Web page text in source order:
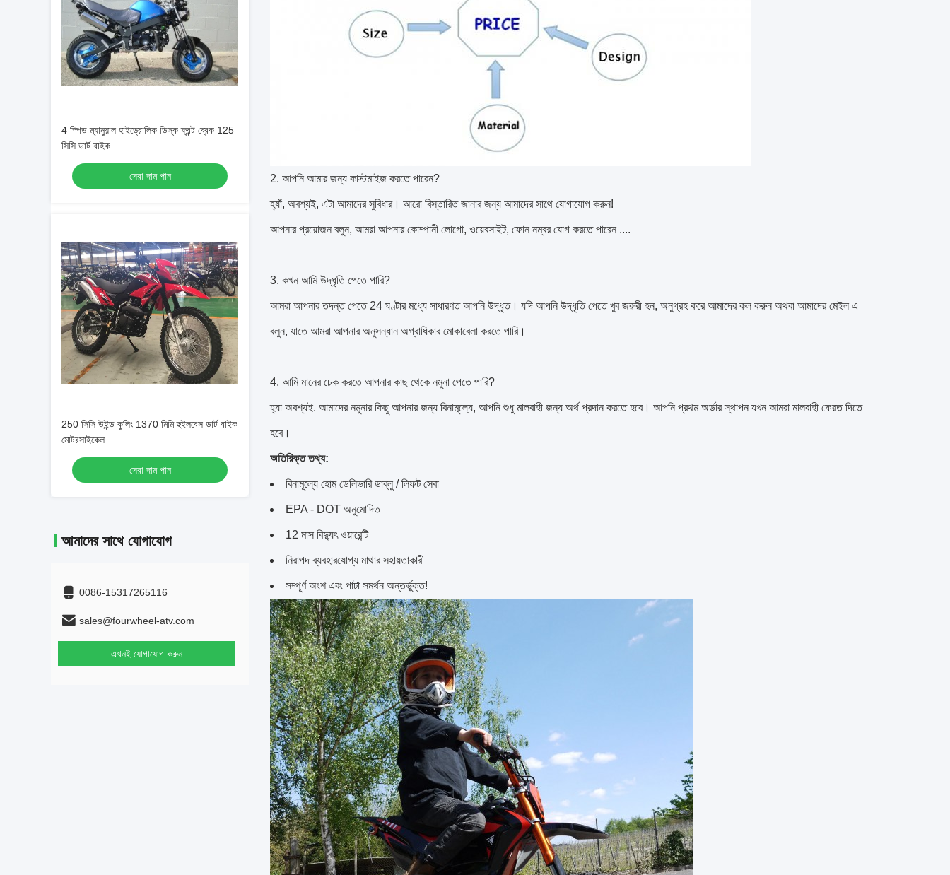
4 স্পিড ম্যানুয়াল হাইড্রোলিক ডিস্ক ফ্রন্ট ব্রেক 125
সিসি ডার্ট বাইক
সেরা দাম পান
250 সিসি উইন্ড কুলিং 1370 মিমি হুইলবেস ডার্ট বাইক
মোটরসাইকেল
সেরা দাম পান
আমাদের সাথে যোগাযোগ
0086-15317265116
sales@fourwheel-atv.com
এখনই যোগাযোগ করুন
2. আপনি আমার জন্য কাস্টমাইজ করতে পারেন?
হ্যাঁ, অবশ্যই, এটা আমাদের সুবিধার। আরো বিস্তারিত জানার জন্য আমাদের সাথে যোগাযোগ করুন!
আপনার প্রয়োজন বলুন, আমরা আপনার কোম্পানী লোগো, ওয়েবসাইট, ফোন নম্বর যোগ করতে পারেন ....
3. কখন আমি উদ্ধৃতি পেতে পারি?
আমরা আপনার তদন্ত পেতে 24 ঘণ্টার মধ্যে সাধারণত আপনি উদ্ধৃত। যদি আপনি উদ্ধৃতি পেতে খুব জরুরী হন, অনুগ্রহ করে আমাদের কল করুন অথবা আমাদের মেইল ​​এ
বলুন, যাতে আমরা আপনার অনুসন্ধান অগ্রাধিকার মোকাবেলা করতে পারি।
4. আমি মানের চেক করতে আপনার কাছ থেকে নমুনা পেতে পারি?
হ্যা অবশ্যই. আমাদের নমুনার কিছু আপনার জন্য বিনামূল্যে, আপনি শুধু মালবাহী জন্য অর্থ প্রদান করতে হবে। আপনি প্রথম অর্ডার স্থাপন যখন আমরা মালবাহী ফেরত দিতে
হবে।
অতিরিক্ত তথ্য:
বিনামূল্যে হোম ডেলিভারি ডাব্লু / লিফট সেবা
EPA - DOT অনুমোদিত
12 মাস বিদ্যুৎ ওয়ারেন্টি
নিরাপদ ব্যবহারযোগ্য মাথার সহায়তাকারী
সম্পূর্ণ অংশ এবং পাটা সমর্থন অন্তর্ভুক্ত!